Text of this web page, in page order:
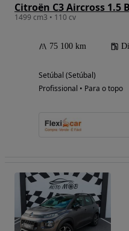
Citroën C3 Aircross 1.5
1499 cm3 • 110 cv
75 100 km
Setúbal (Setúbal)
Profissional • Para o topo